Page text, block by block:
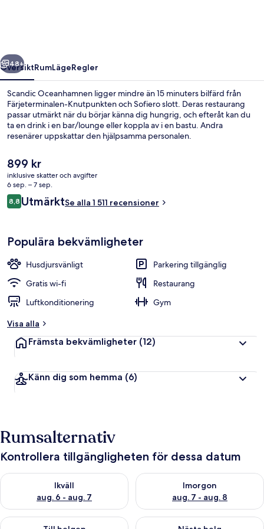
Nästa
48+
ÖversiktRumLägeRegler
Scandic Oceanhamnen ligger mindre än 15 minuters bilfärd från
Färjeterminalen-Knutpunkten och Sofiero slott. Deras restaurang
passar utmärkt när du börjar känna dig hungrig, och efteråt kan du
ta en drink i en bar/lounge eller koppla av i en bastu. Andra
resenärer uppskattar den hjälpsamma personalen.
Det
nuvarande
priset
är
899 kr
899 kr
inklusive skatter och avgifter
6 sep. – 7 sep.
Recensioner
8,88,8 av 10,
UtmärktSe alla 1 511 recensioner
Populära bekvämligheter
Husdjursvänligt
Parkering tillgänglig
Gratis wi-fi
Restaurang
Luftkonditionering
Gym
Visa alla
Främsta bekvämligheter (12)
Känn dig som hemma (6)
Rumsalternativ
Kontrollera tillgängligheten för dessa datum
Ikväll
aug. 6 - aug. 7
Kontrollera tillgängligheten för ikväll aug. 6 - aug. 7
Imorgon
aug. 7 - aug. 8
Kontrollera tillgängligheten
Kontrollera tillgängligheten för den här helgen aug. 7 - aug. 9
Kontrollera tillgängligheten